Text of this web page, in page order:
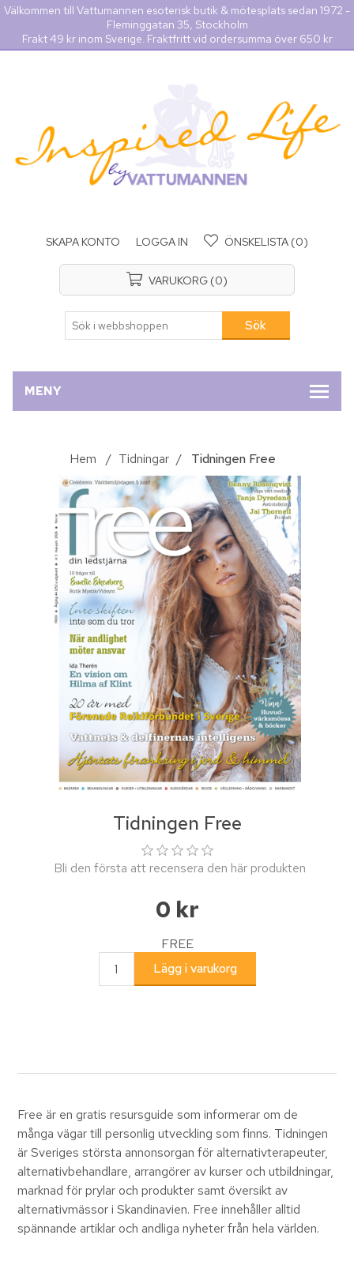
Välkommen till Vattumannen esoterisk butik & mötesplats sedan 1972 -
Fleminggatan 35, Stockholm
Frakt 49 kr inom Sverige. Fraktfritt vid ordersumma över 650 kr
SKAPA KONTO LOGGA IN ÖNSKELISTA (0)
VARUKORG (0)
MENY
Hem / Tidningar / Tidningen Free
Tidningen Free
Bli den första att recensera den här produkten
0 kr
FREE
Free är en gratis resursguide som informerar om de
många vägar till personlig utveckling som finns. Tidningen
är Sveriges största annonsorgan för alternativterapeuter,
alternativbehandlare, arrangörer av kurser och utbildningar,
marknad för prylar och produkter samt översikt av
alternativmässor i Skandinavien. Free innehåller alltid
spännande artiklar och andliga nyheter från hela världen.